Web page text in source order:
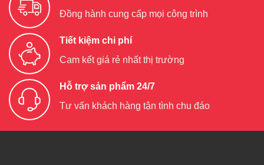
Đồng hành cung cấp mọi công trình
Tiết kiệm chi phí
Cam kết giá rẻ nhất thị trường
Hỗ trợ sản phẩm 24/7
Tư vấn khách hàng tận tình chu đáo